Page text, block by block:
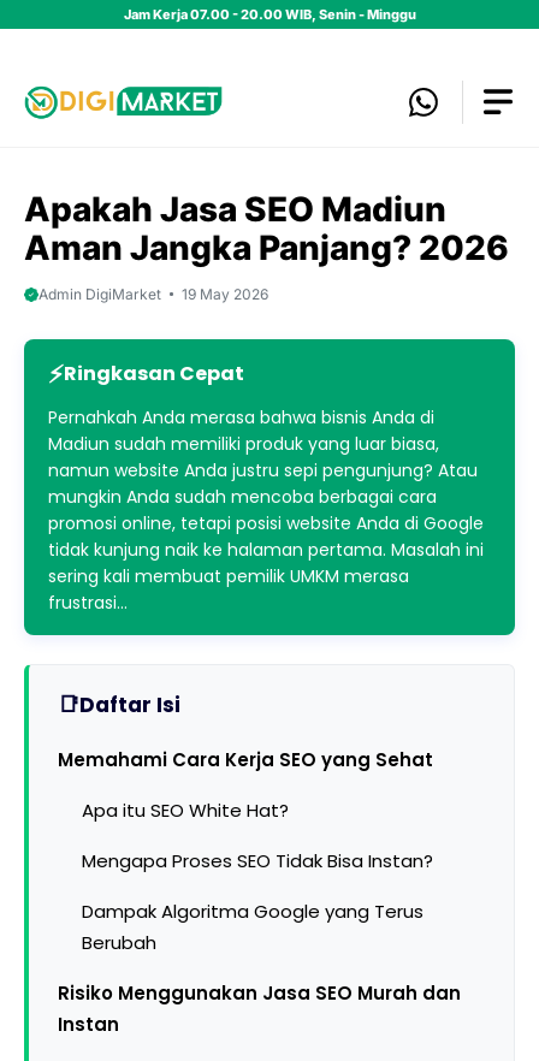
Jam Kerja 07.00 - 20.00 WIB, Senin - Minggu
Apakah Jasa SEO Madiun
Aman Jangka Panjang? 2026
Admin DigiMarket 19 May 2026
Ringkasan Cepat
Pernahkah Anda merasa bahwa bisnis Anda di
Madiun sudah memiliki produk yang luar biasa,
namun website Anda justru sepi pengunjung? Atau
mungkin Anda sudah mencoba berbagai cara
promosi online, tetapi posisi website Anda di Google
tidak kunjung naik ke halaman pertama. Masalah ini
sering kali membuat pemilik UMKM merasa
frustrasi…
Daftar Isi
Memahami Cara Kerja SEO yang Sehat
Apa itu SEO White Hat?
Mengapa Proses SEO Tidak Bisa Instan?
Dampak Algoritma Google yang Terus
Berubah
Risiko Menggunakan Jasa SEO Murah dan
Instan